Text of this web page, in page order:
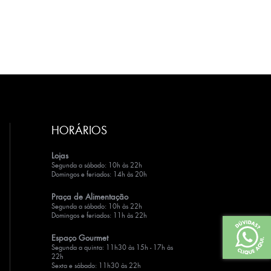
HORÁRIOS
Lojas
Segunda a sábado: 10h às 22h
Domingos e feriados: 14h às 20h
Praça de Alimentação
Segunda a sábado: 10h às 22h
Domingos e feriados: 11h às 22h
Espaço Gourmet
Segunda a quinta: 11h30 às 15h - 17h às
22h
Sexta e sábado: 11h30 às 22h